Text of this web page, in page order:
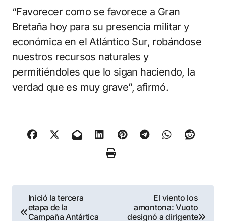
“Favorecer como se favorece a Gran
Bretaña hoy para su presencia militar y
económica en el Atlántico Sur, robándose
nuestros recursos naturales y
permitiéndoles que lo sigan haciendo, la
verdad que es muy grave”, afirmó.
Navegación
Inició la tercera
etapa de la
Campaña Antártica
El viento los
amontona: Vuoto
designó a dirigente